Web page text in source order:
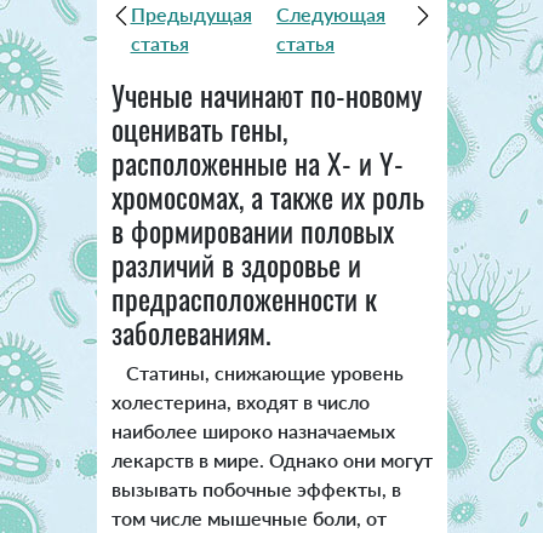
Предыдущая
статья
Следующая
статья
Ученые начинают по-новому
оценивать гены,
расположенные на Х- и Y-
хромосомах, а также их роль
в формировании половых
различий в здоровье и
предрасположенности к
заболеваниям.
Статины, снижающие уровень
холестерина, входят в число
наиболее широко назначаемых
лекарств в мире. Однако они могут
вызывать побочные эффекты, в
том числе мышечные боли, от